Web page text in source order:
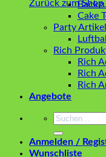
Zurück zum Shop
Cake
Party Artikel
Rich
Rich
Rich
Rich
Angebote
Suchen
Anmelden /
Wunschliste